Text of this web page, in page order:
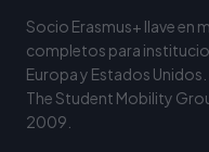
Socio Erasmus+ llave en
completos para
Europa y Estados
The Student Mobility
2009.